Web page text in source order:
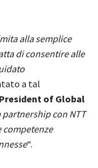
alla semplice
di consentire alle
a tal
of Global
partnership con NTT
competenze
“.